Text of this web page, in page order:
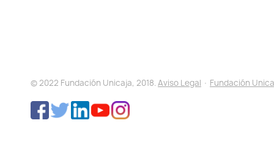
© 2022 Fundación Unicaja, 2018.Aviso Legal · Fundación